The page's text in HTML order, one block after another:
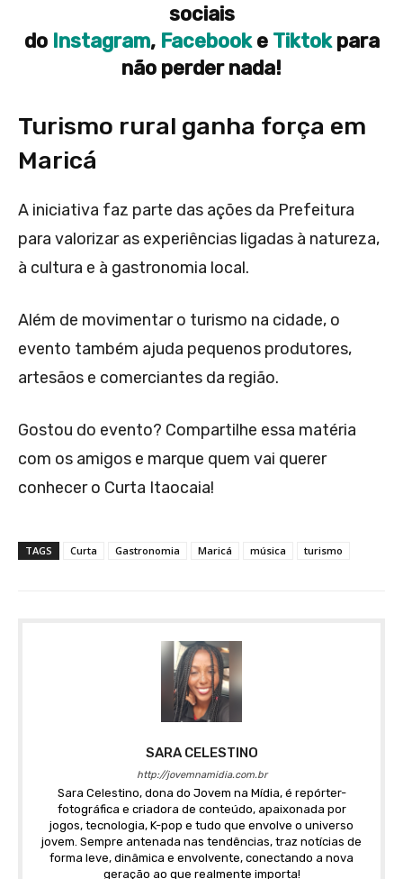
sociais
do Instagram, Facebooke Tiktokpara
não perder nada!
Turismo rural ganha força em
Maricá
A iniciativa faz parte das ações da Prefeitura
para valorizar as experiências ligadas à natureza,
à cultura e à gastronomia local.
Além de movimentar o turismo na cidade, o
evento também ajuda pequenos produtores,
artesãos e comerciantes da região.
Gostou do evento? Compartilhe essa matéria
com os amigos e marque quem vai querer
conhecer o Curta Itaocaia!
TAGS Curta Gastronomia Maricá música turismo
SARA CELESTINO
http://jovemnamidia.com.br
Sara Celestino, dona do Jovem na Mídia, é repórter-
fotográfica e criadora de conteúdo, apaixonada por
jogos, tecnologia, K-pop e tudo que envolve o universo
jovem. Sempre antenada nas tendências, traz notícias de
forma leve, dinâmica e envolvente, conectando a nova
geração ao que realmente importa!